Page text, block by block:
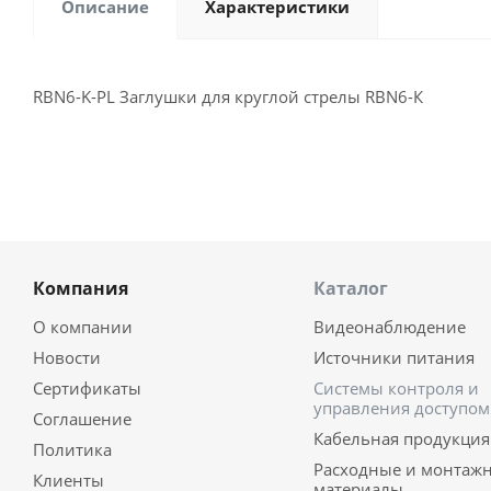
Описание Характеристики
RBN6-K-PL Заглушки для круглой стрелы RBN6-К
Компания
О компании
Новости
Сертификаты
Соглашение
Политика
Клиенты
Каталог
Видеонаблюдение
Источники питания
Системы контроля и
управления доступом
Кабельная продукция
Расходные и